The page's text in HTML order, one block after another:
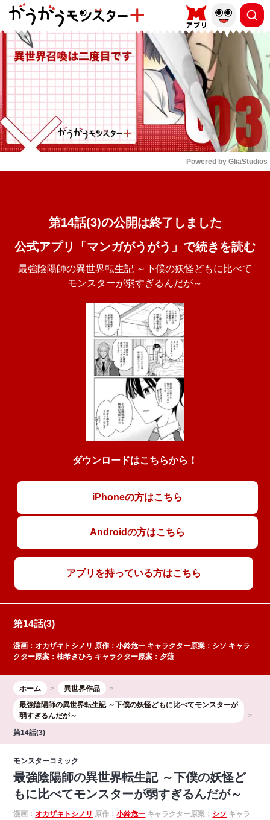
もっと読む
Powered by GliaStudios
第14話(3)の公開は終了しました
公式アプリ「マンガがうがう」で続きを読む
最強陰陽師の異世界転生記 ～下僕の妖怪どもに比べて
モンスターが弱すぎるんだが～
ダウンロードはこちらから！
iPhoneの方はこちら
Androidの方はこちら
アプリを持っている方はこちら
第14話(3)
漫画：オカザキトシノリ 原作：小鈴危一 キャラクター原案： シソ キャラ
クター原案：柚希きひろ キャラクター原案： 夕薙
ホーム
異世界作品
最強陰陽師の異世界転生記 ～下僕の妖怪どもに比べてモンスターが
弱すぎるんだが～
第14話(3)
モンスターコミック
最強陰陽師の異世界転生記 ～下僕の妖怪ど
もに比べてモンスターが弱すぎるんだが～
漫画：オカザキトシノリ 原作：小鈴危一 キャラクター原案： シソ キャラ